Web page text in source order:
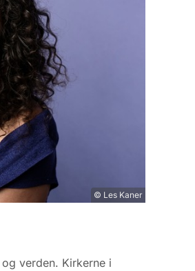
© Les Kaner
verden. Kirkerne i